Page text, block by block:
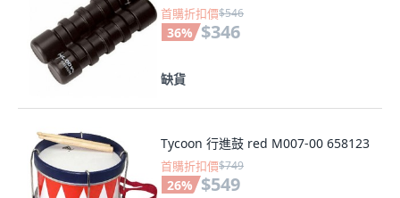
首購折扣價$546
36% $346
缺貨
Tycoon 行進鼓 red M007-00 658123
首購折扣價$749
26% $549